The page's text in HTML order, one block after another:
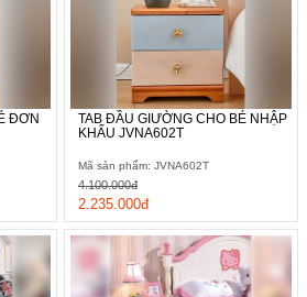
ĐƠN
TAB ĐẦU GIƯỜNG CHO BÉ NHẬP
KHẨU JVNA602T
Mã sản phẩm: JVNA602T
2.235.000đ
4.100.000đ